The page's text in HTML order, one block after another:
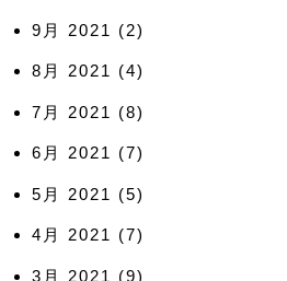
9月 2021 (2)
8月 2021 (4)
7月 2021 (8)
6月 2021 (7)
5月 2021 (5)
4月 2021 (7)
3月 2021 (9)